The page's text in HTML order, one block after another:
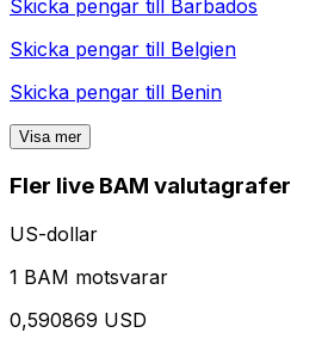
Skicka pengar till
Barbados
Skicka pengar till Belgien
Skicka pengar till Benin
Visa mer
Fler live BAM valutagrafer
US-dollar
1 BAM motsvarar
0,590869 USD